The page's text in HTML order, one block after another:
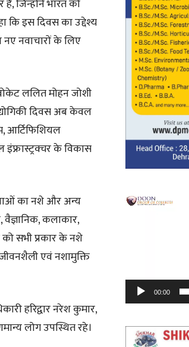
जिन्होंने भारत को
कि इस दिवस का उद्देश्य
नए नवाचारों के लिए
ललित मोहन जोशी
दिवस अब केवल
आर्टिफिशियल
के विकास
का नशे और अन्य
कलाकार,
सभी प्रकार के नशे
एवं नशामुक्ति
हरिद्वार नरेश कुमार,
लोग उपस्थित रहे।
Video
00:00